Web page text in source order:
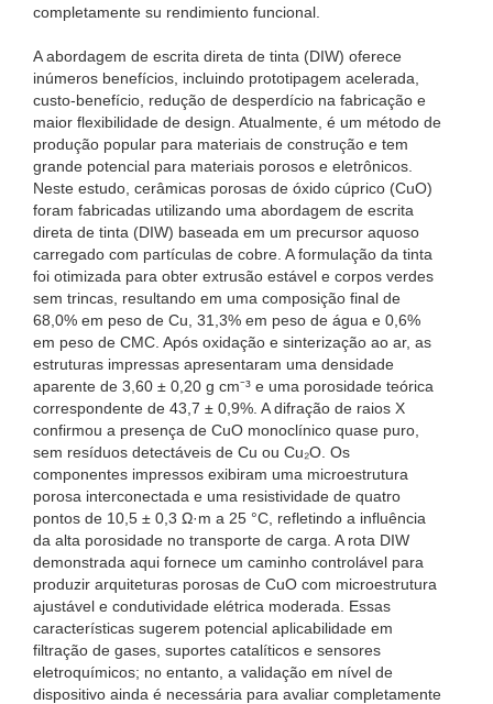
completamente su rendimiento funcional.
A abordagem de escrita direta de tinta (DIW) oferece
inúmeros benefícios, incluindo prototipagem acelerada,
custo-benefício, redução de desperdício na fabricação e
maior flexibilidade de design. Atualmente, é um método de
produção popular para materiais de construção e tem
grande potencial para materiais porosos e eletrônicos.
Neste estudo, cerâmicas porosas de óxido cúprico (CuO)
foram fabricadas utilizando uma abordagem de escrita
direta de tinta (DIW) baseada em um precursor aquoso
carregado com partículas de cobre. A formulação da tinta
foi otimizada para obter extrusão estável e corpos verdes
sem trincas, resultando em uma composição final de
68,0% em peso de Cu, 31,3% em peso de água e 0,6%
em peso de CMC. Após oxidação e sinterização ao ar, as
estruturas impressas apresentaram uma densidade
aparente de 3,60 ± 0,20 g cm⁻³ e uma porosidade teórica
correspondente de 43,7 ± 0,9%. A difração de raios X
confirmou a presença de CuO monoclínico quase puro,
sem resíduos detectáveis ​​de Cu ou Cu₂O. Os
componentes impressos exibiram uma microestrutura
porosa interconectada e uma resistividade de quatro
pontos de 10,5 ± 0,3 Ω·m a 25 °C, refletindo a influência
da alta porosidade no transporte de carga. A rota DIW
demonstrada aqui fornece um caminho controlável para
produzir arquiteturas porosas de CuO com microestrutura
ajustável e condutividade elétrica moderada. Essas
características sugerem potencial aplicabilidade em
filtração de gases, suportes catalíticos e sensores
eletroquímicos; no entanto, a validação em nível de
dispositivo ainda é necessária para avaliar completamente